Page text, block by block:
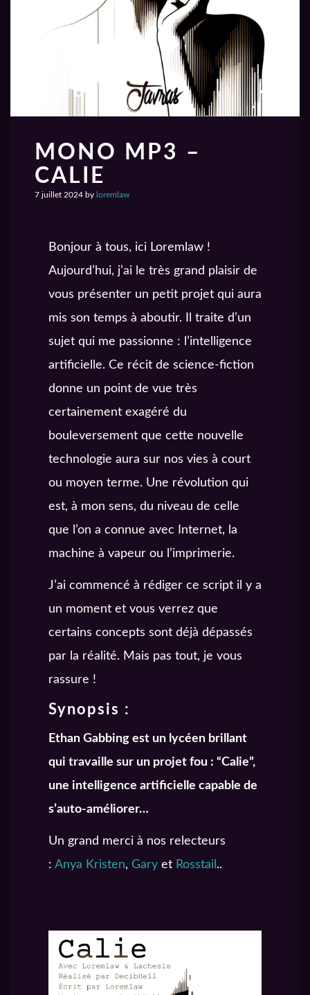
MONO MP3 –
CALIE
7 juillet 2024 by loremlaw
Bonjour à tous, ici Loremlaw !
Aujourd’hui, j’ai le très grand plaisir de
vous présenter un petit projet qui aura
mis son temps à aboutir. Il traite d’un
sujet qui me passionne : l’intelligence
artificielle. Ce récit de science-fiction
donne un point de vue très
certainement exagéré du
bouleversement que cette nouvelle
technologie aura sur nos vies à court
ou moyen terme. Une révolution qui
est, à mon sens, du niveau de celle
que l’on a connue avec Internet, la
machine à vapeur ou l’imprimerie.
J’ai commencé à rédiger ce script il y a
un moment et vous verrez que
certains concepts sont déjà dépassés
par la réalité. Mais pas tout, je vous
rassure !
Synopsis :
Ethan Gabbing est un lycéen brillant
qui travaille sur un projet fou : “Calie”,
une intelligence artificielle capable de
s’auto-améliorer…
Un grand merci à nos relecteurs
: Anya Kristen, Gary et Rosstail ..